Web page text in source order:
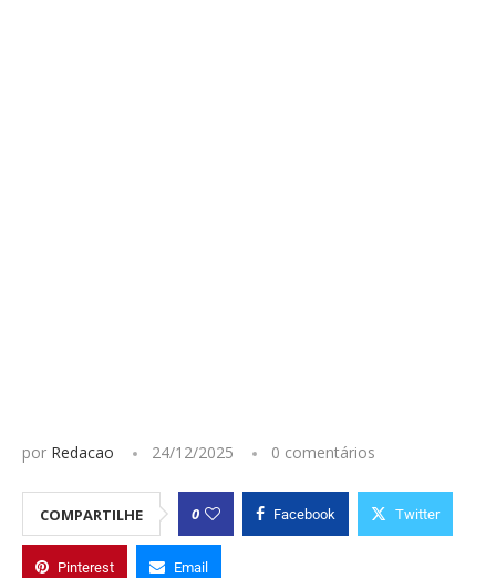
por Redacao 24/12/2025 0 comentários
COMPARTILHE 0 Facebook Twitter
Pinterest Email